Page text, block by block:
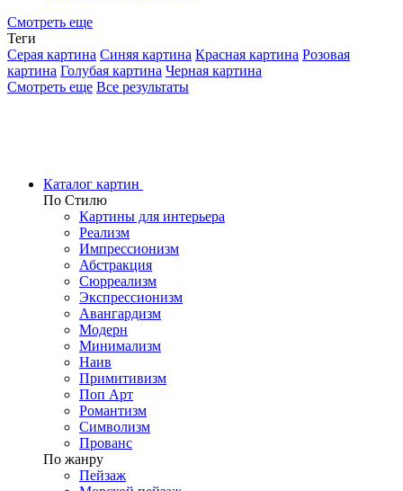
Смотреть еще
Теги
Серая картина Синяя картина Красная картина Розовая
картина Голубая картина Черная картина
Смотреть еще Все результаты
Каталог картин
По Стилю
Картины для интерьера
Реализм
Импрессионизм
Абстракция
Сюрреализм
Экспрессионизм
Авангардизм
Модерн
Минимализм
Наив
Примитивизм
Поп Арт
Романтизм
Символизм
Прованс
По жанру
Пейзаж